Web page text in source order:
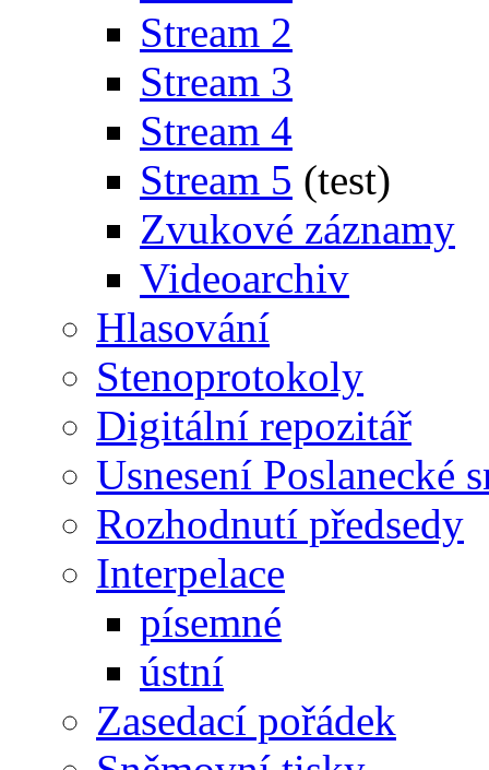
Stream 2
Stream 3
Stream 4
Stream 5 (test)
Zvukové záznamy
Videoarchiv
Hlasování
Stenoprotokoly
Digitální repozitář
Usnesení Poslanecké
Rozhodnutí předsedy
Interpelace
písemné
ústní
Zasedací pořádek